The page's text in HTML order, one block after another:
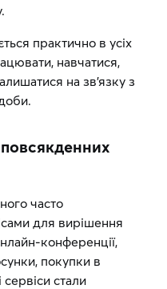
практично в усіх
навчатися,
на зв’язку з
часто
для вирішення
конференції,
покупки в
стали